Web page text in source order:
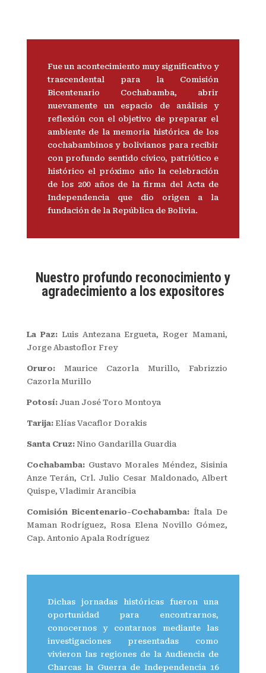
Fue un acontecimiento muy significativo y
trascendental para la Comisión
Bicentenario Cochabamba, abrir
nuevamente un espacio de análisis y
reflexión con el objetivo de preparar el
ambiente de la memoria histórica de los
cochabambinos y bolivianos para recibir
con profundo sentido cívico, patriótico e
histórico el próximo año la celebración
de los 200 años de la firma del Acta de
Independencia que dio origen a la
fundación de la República de Bolivia.
Nuestro profundo reconocimiento y
agradecimiento a los expositores
La Paz:Luis Antezana Ergueta, Roger Mamani,
Jorge Abastoflor Frey
Oruro:Maurice Cazorla Murillo, Fabrizzio
Cazorla Murillo
Potosí:Juan José Toro Montoya
Tarija:Elías Vacaflor Dorakis
Santa Cruz:Nino Gandarilla Guardia
Cochabamba:Gustavo Morales Méndez, Sisinia
Anze Terán, Crl. Julio Cesar Maldonado, Albert
Quispe, Vladimir Arancibia
Comisión Bicentenario-Cochabamba:Ítala De
Maman Rodríguez, Rosa Elena Novillo Gómez,
Cap. Antonio Apala Rodríguez
Dichas jornadas históricas fueron una
oportunidad para encontrarnos,
conocernos y contarnos mediante las
investigaciones presentadas como
vivieron las regiones de la Audiencia de
Charcas la Guerra de Independencia 16